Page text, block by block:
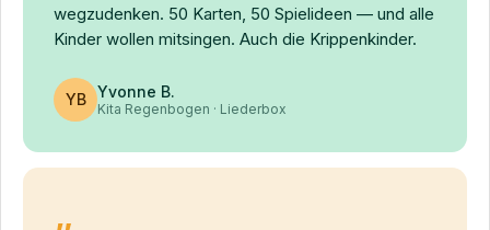
wegzudenken. 50 Karten, 50 Spielideen — und alle
Kinder wollen mitsingen. Auch die Krippenkinder.
YB Yvonne B.
Kita Regenbogen · Liederbox